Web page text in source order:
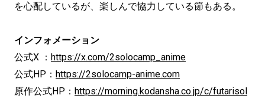
を心配しているが、楽しんで協力している節もある。
インフォメーション
公式X ： https://x.com/2solocamp_anime
公式HP： https://2solocamp-anime.com
原作公式HP： https://morning.kodansha.co.jp/c/futarisol